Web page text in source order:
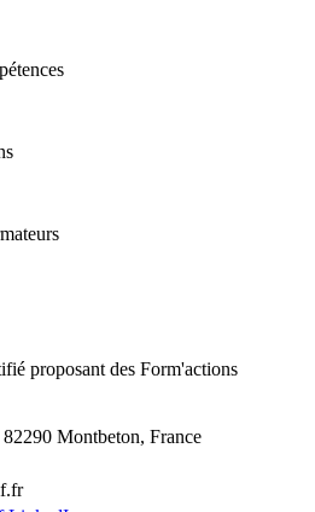
proposant des Form'actions
Montbeton, France